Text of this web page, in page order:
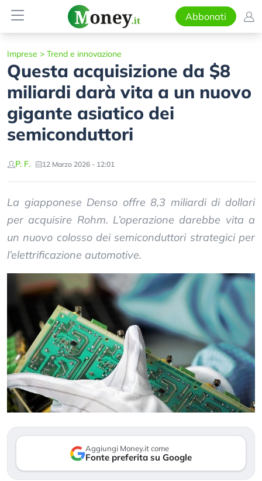
Abbonati
Imprese > Trend e innovazione
Questa acquisizione da $8
miliardi darà vita a un nuovo
gigante asiatico dei
semiconduttori
P. F. 12 Marzo 2026 - 12:01
La giapponese Denso offre 8,3 miliardi di dollari
per acquisire Rohm. L’operazione darebbe vita a
un nuovo colosso dei semiconduttori strategici per
l’elettrificazione automotive.
Aggiungi Money.it come
Fonte preferita su Google